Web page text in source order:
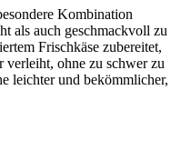
Kombination
als auch geschmackvoll zu
Frischkäse zubereitet,
verleiht, ohne zu schwer zu
leichter und bekömmlicher,